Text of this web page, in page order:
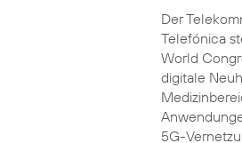
Der
Telefónica
World
digitale
5G-